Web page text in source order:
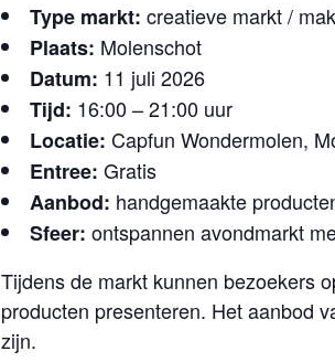
Type markt: creatieve markt /
Plaats: Molenschot
Datum: 11 juli 2026
Tijd: 16:00 – 21:00 uur
Locatie: Capfun Wondermolen,
Entree: Gratis
Aanbod: handgemaakte
Sfeer: ontspannen avondmarkt
Tijdens de markt kunnen bezoekers
producten presenteren. Het aanbod
zijn.